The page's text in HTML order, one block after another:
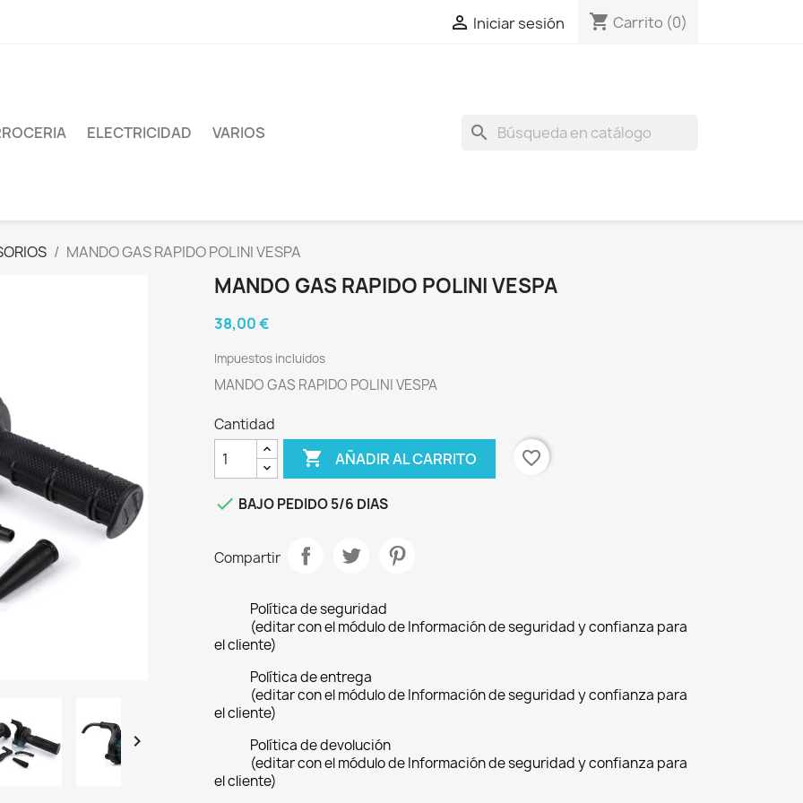
 Iniciar sesión shopping_cart Carrito (0)
ELECTRICIDAD VARIOS search
MANDO GAS RAPIDO POLINI VESPA

MANDO GAS RAPIDO POLINI VESPA
38,00 €
Impuestos incluidos
MANDO GAS RAPIDO POLINI VESPA
Cantidad
 AÑADIR AL CARRITO favorite_border
 BAJO PEDIDO 5/6 DIAS
Compartir
Política de seguridad
(editar con el módulo de Información de seguridad y confianza para
el cliente)
Política de entrega
(editar con el módulo de Información de seguridad y confianza para
el cliente)
Política de devolución
(editar con el módulo de Información de seguridad y confianza para
el cliente)